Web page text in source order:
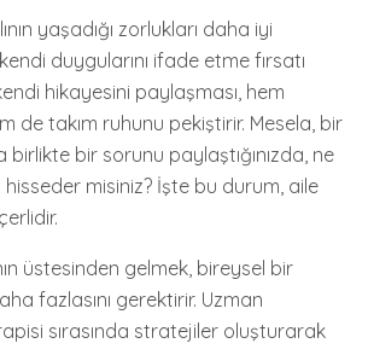
yaşadığı zorlukları daha iyi
duygularını ifade etme fırsatı
hikayesini paylaşması, hem
de takım ruhunu pekiştirir. Mesela, bir
birlikte bir sorunu paylaştığınızda, ne
misiniz? İşte bu durum, aile
üstesinden gelmek, bireysel bir
fazlasını gerektirir. Uzman
sırasında stratejiler oluşturarak